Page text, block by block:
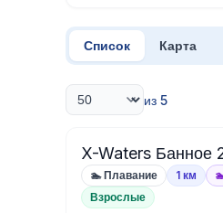
Список Карта
из 5
X-Waters Банное
🏊 Плавание 1 км
Взрослые